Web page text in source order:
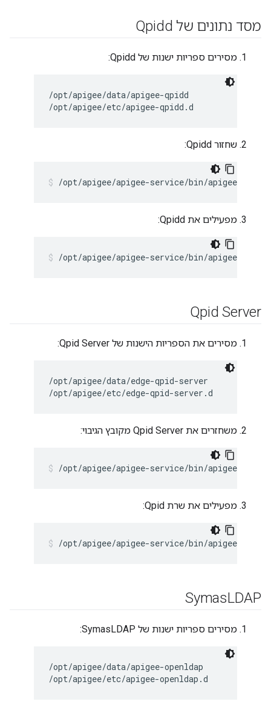
מסד נתונים של Qpidd
מסירים ספריות ישנות של Qpidd:
/opt/apigee/data/apigee-qpidd
/opt/apigee/etc/apigee-qpidd.d
שחזור Qpidd:
/opt/apigee/apigee-service/bin/apigee-
מפעילים את Qpidd:
/opt/apigee/apigee-service/bin/apigee-
Qpid Server
מסירים את הספריות הישנות של Qpid Server:
/opt/apigee/data/edge-qpid-server
/opt/apigee/etc/edge-qpid-server.d
משחזרים את Qpid Server מקובץ הגיבוי:
/opt/apigee/apigee-service/bin/apigee-
מפעילים את שרת Qpid:
/opt/apigee/apigee-service/bin/apigee-
SymasLDAP
מסירים ספריות ישנות של SymasLDAP:
/opt/apigee/data/apigee-openldap
/opt/apigee/etc/apigee-openldap.d